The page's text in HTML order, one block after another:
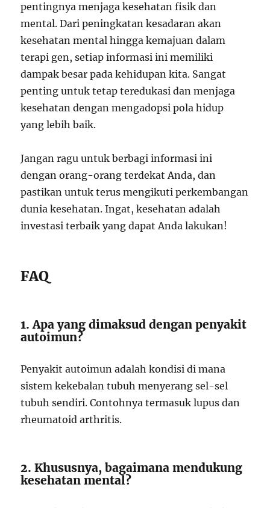
pentingnya menjaga kesehatan fisik dan
mental. Dari peningkatan kesadaran akan
kesehatan mental hingga kemajuan dalam
terapi gen, setiap informasi ini memiliki
dampak besar pada kehidupan kita. Sangat
penting untuk tetap teredukasi dan menjaga
kesehatan dengan mengadopsi pola hidup
yang lebih baik.
Jangan ragu untuk berbagi informasi ini
dengan orang-orang terdekat Anda, dan
pastikan untuk terus mengikuti perkembangan
dunia kesehatan. Ingat, kesehatan adalah
investasi terbaik yang dapat Anda lakukan!
FAQ
1. Apa yang dimaksud dengan penyakit
autoimun?
Penyakit autoimun adalah kondisi di mana
sistem kekebalan tubuh menyerang sel-sel
tubuh sendiri. Contohnya termasuk lupus dan
rheumatoid arthritis.
2. Khususnya, bagaimana mendukung
kesehatan mental?